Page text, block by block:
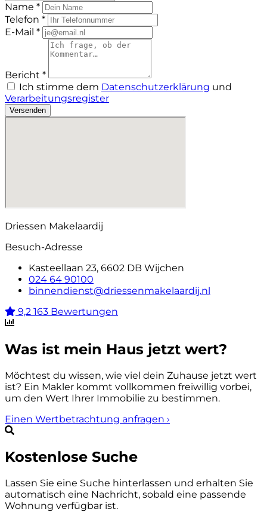
Name *
Telefon *
E-Mail *
Bericht *
Ich stimme dem Datenschutzerklärung und
Verarbeitungsregister
Versenden
Driessen Makelaardij
Besuch-Adresse
Kasteellaan 23, 6602 DB Wijchen
024 64 90100
binnendienst@driessenmakelaardij.nl
9,2 163 Bewertungen
Was ist mein Haus jetzt wert?
Möchtest du wissen, wie viel dein Zuhause jetzt wert
ist? Ein Makler kommt vollkommen freiwillig vorbei,
um den Wert Ihrer Immobilie zu bestimmen.
Einen Wertbetrachtung anfragen ›
Kostenlose Suche
Lassen Sie eine Suche hinterlassen und erhalten Sie
automatisch eine Nachricht, sobald eine passende
Wohnung verfügbar ist.